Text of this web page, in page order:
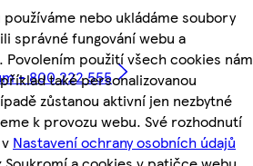
nebo ukládáme soubory
správné fungování webu a
Povolením použití všech cookies nám
také personalizovanou
zůstanou aktivní jen nezbytné
k provozu webu. Své rozhodnutí
Nastavení ochrany osobních údajů
- 800 222 555